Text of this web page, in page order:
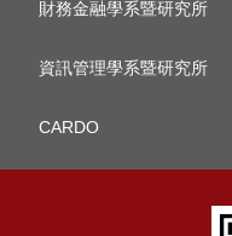
財務金融學系暨研究所
資訊管理學系暨研究所
CARDO